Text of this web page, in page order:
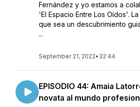
Fernández y yo estamos a
'El Espacio Entre Los Oídos'.
que sea un descubrimiento
...
September 21, 2022• 32:44
EPISODIO 44: Amaia
novata al mundo